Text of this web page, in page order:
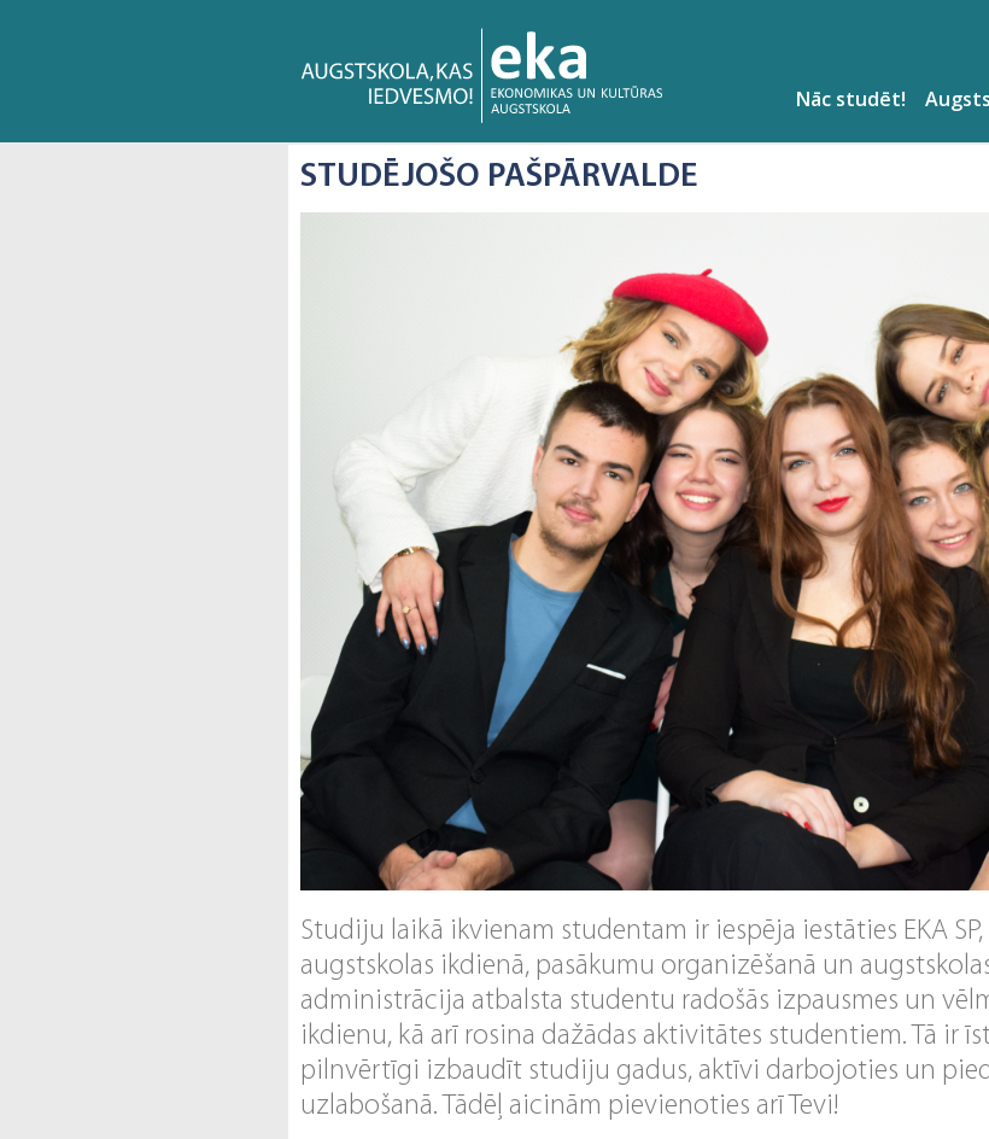
Nāc studēt!
STUDĒJOŠO PAŠPĀRVALDE
Studiju laikā ikvienam studentam ir iespēja iestāties EKA
augstskolas ikdienā, pasākumu organizēšanā un
administrācija atbalsta studentu radošās izpausmes un
ikdienu, kā arī rosina dažādas aktivitātes studentiem. Tā ir
pilnvērtīgi izbaudīt studiju gadus, aktīvi darbojoties un
uzlabošanā. Tādēļ aicinām pievienoties arī Tevi!